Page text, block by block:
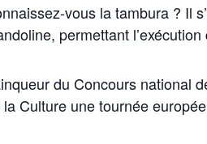
vous la tambura ? Il
permettant
du Concours national
la Culture une tournée